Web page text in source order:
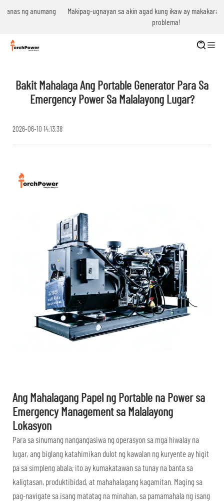
Makipag-ugnayan sa akin agad kung ikaw ay makakaranas ng anumang
Bakit Mahalaga Ang Portable Generator Para Sa
Emergency Power Sa Malalayong Lugar?
2026-06-10 14:13:38
Ang Mahalagang Papel ng Portable na Power sa
Emergency Management sa Malalayong
Lokasyon
Para sa sinumang nangangasiwa ng operasyon sa mga hiwalay na
lugar, ang biglang katahimikan dulot ng kawalan ng kuryente ay higit
pa sa simpleng abala; ito ay kumakatawan sa tunay na banta sa
kaligtasan, produktibidad, at mahahalagang kagamitan. Maging sa
pag-navigate sa isang matatag na minahan, sa pamamahala ng isang